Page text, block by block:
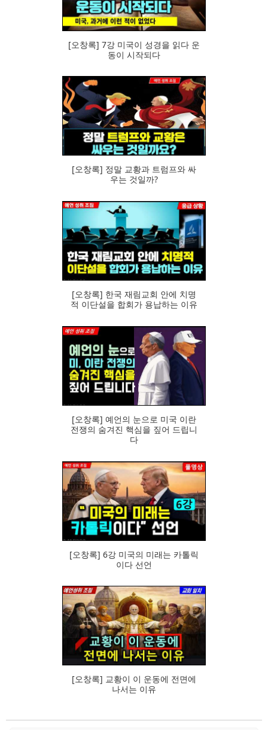
[오창록] 7강 미국이 성경을 읽다 운
동이 시작되다
78
[오창록] 정말 교황과 트럼프와 싸
우는 것일까?
94
[오창록] 한국 재림교회 안에 치명
적 이단설을 합회가 용납하는 이유
79
[오창록] 예언의 눈으로 미국 이란
전쟁의 숨겨진 핵심을 짚어 드립니
다
101
[오창록] 6강 미국의 미래는 카톨릭
이다 선언
66
[오창록] 교황이 이 운동에 전면에
나서는 이유